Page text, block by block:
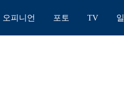
오피니언 포토 TV